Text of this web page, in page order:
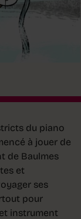
du piano
à jouer de
de Baulmes
et
ses
pour
instrument